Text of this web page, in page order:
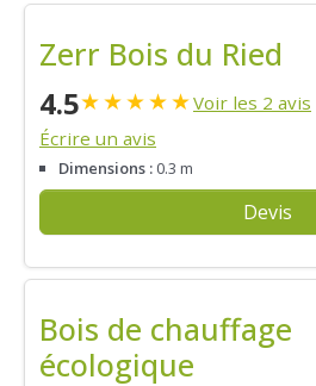
Zerr Bois du Ried
4.5★★★★★Voir les 2 avis
Écrire un avis
Dimensions : 0.3 m
Devis
Bois de chauffage
écologique